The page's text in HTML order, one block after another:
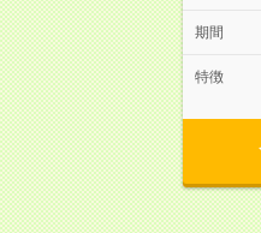
期間
特徴